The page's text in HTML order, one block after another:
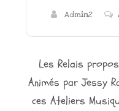
Admin2
Les Relais
Animés par Jessy
ces Ateliers